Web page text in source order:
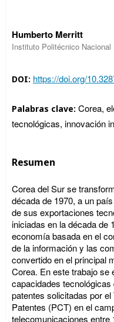
Humberto Merritt
Instituto Politécnico Nacional
DOI: https://doi.org/
Palabras clave: Corea,
tecnológicas, innovación
Resumen
Corea del Sur se
década de 1970, a un
de sus exportaciones
iniciadas en la década de
economía basada en el
de la información y las
convertido en el principal
Corea. En este trabajo se
capacidades
patentes solicitadas por
Patentes (PCT) en el
telecomunicaciones entre